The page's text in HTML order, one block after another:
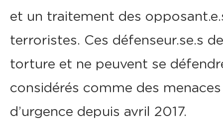
et un traitement des
terroristes. Ces défenseur.se.s
torture et ne peuvent se
considérés comme des
d’urgence depuis avril 2017.